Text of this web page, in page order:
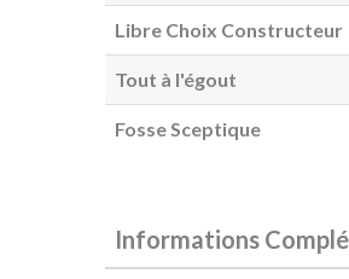
Libre Choix Constructeur
Tout à l'égout
Fosse Sceptique
Informations